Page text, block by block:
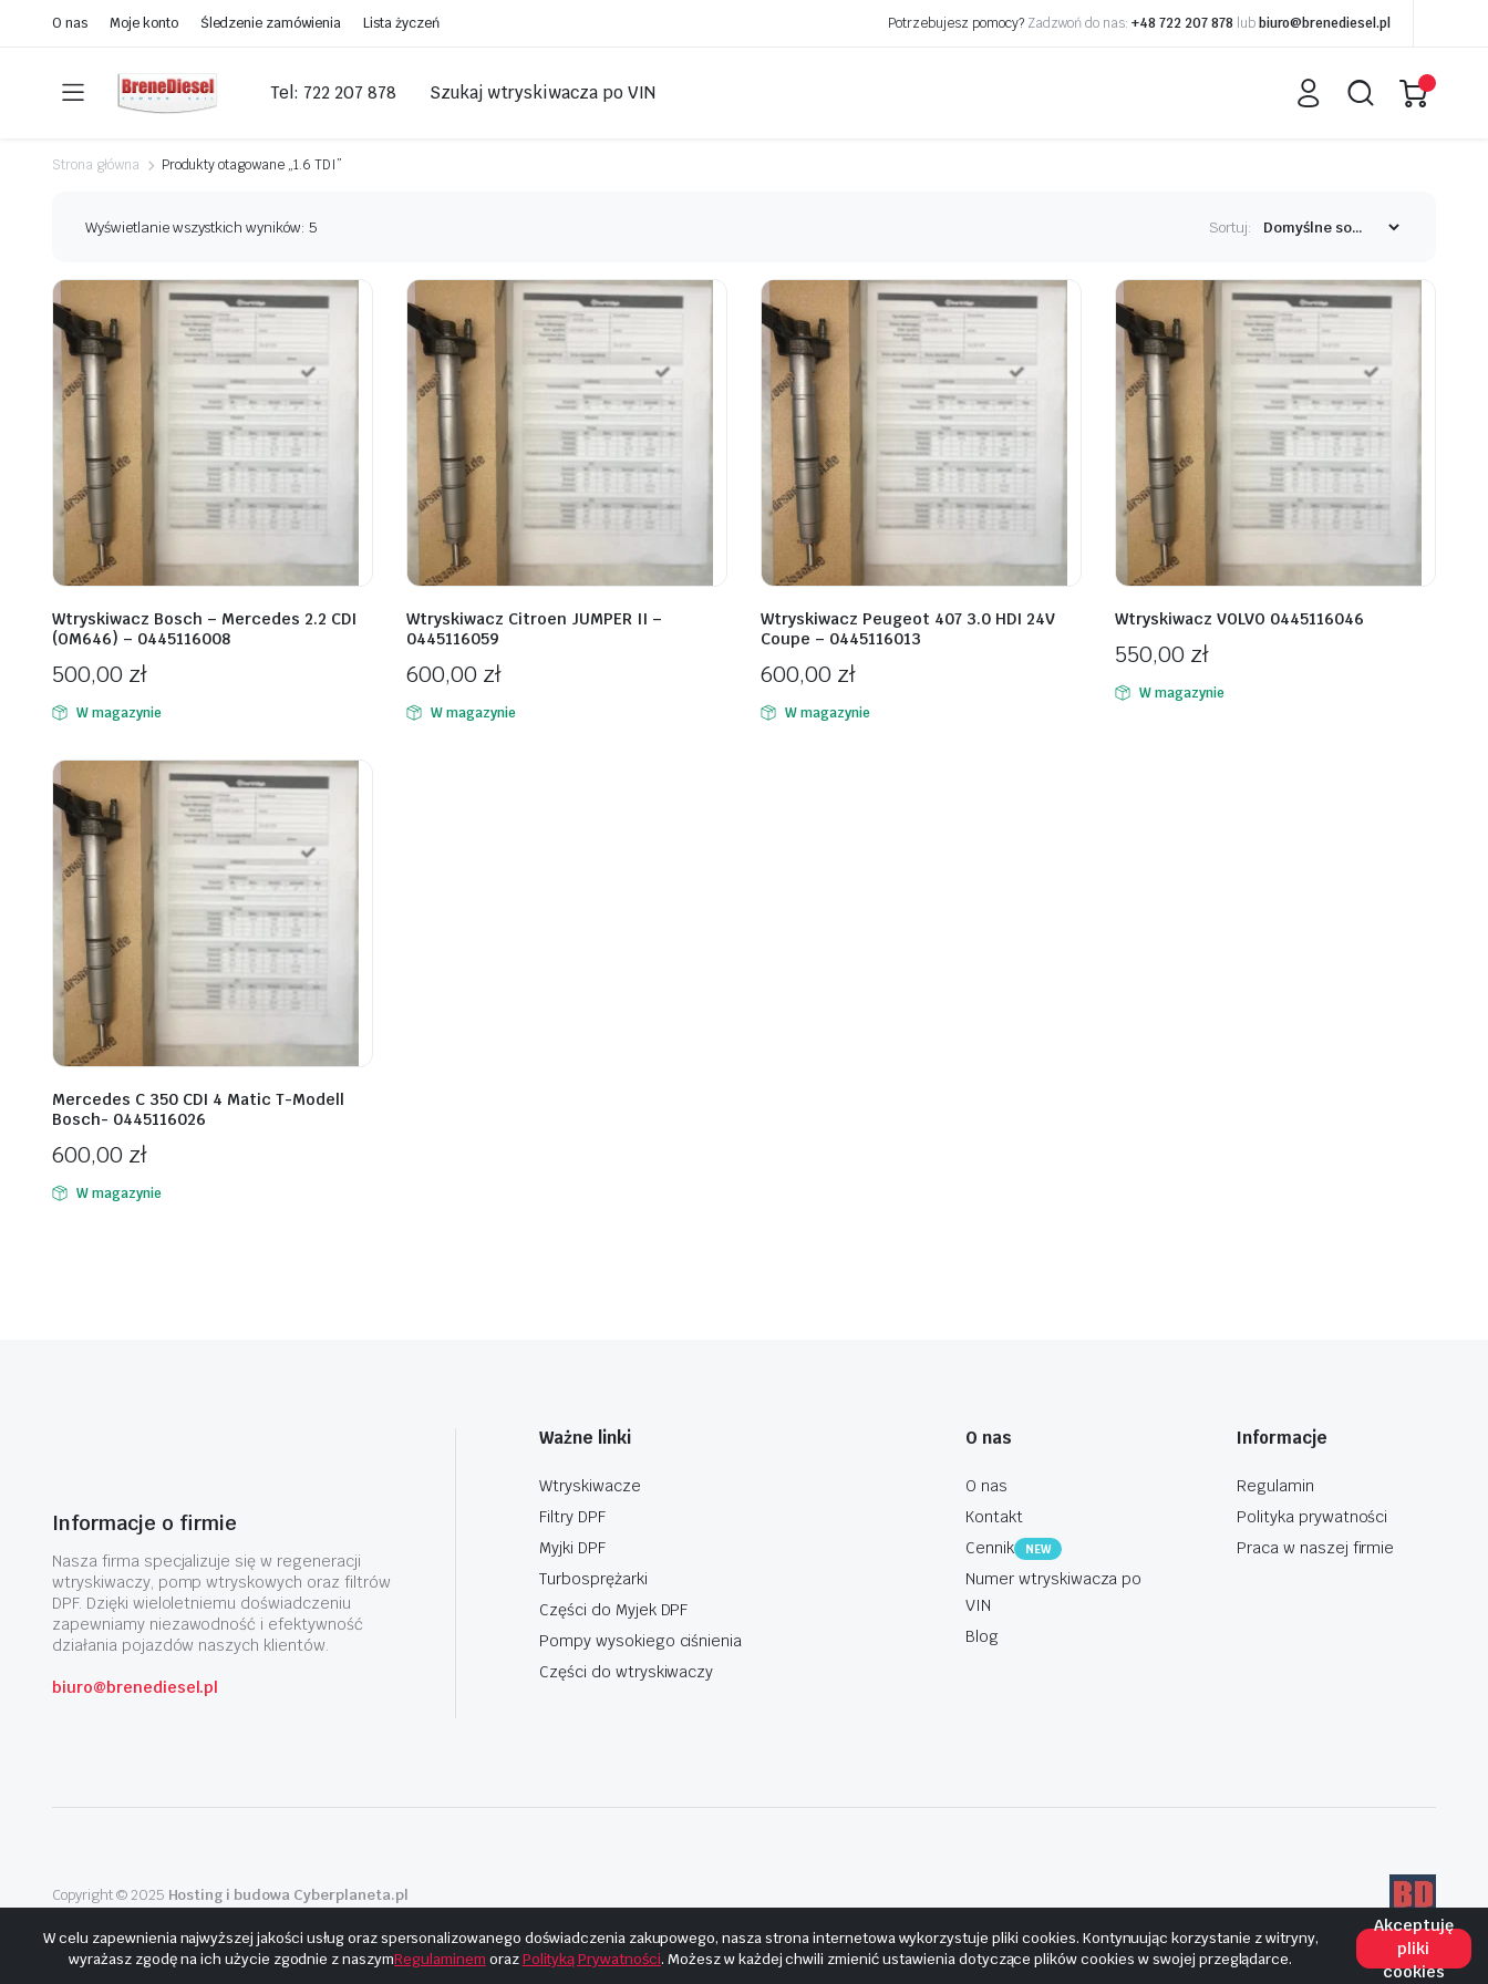
O nas Moje konto Śledzenie zamówienia Lista życzeń Potrzebujesz pomocy? Zadzwoń do nas: +48 722 207 878 lub biuro@brenediesel.pl
Tel: 722 207 878 Szukaj wtryskiwacza po VIN
Strona główna Produkty otagowane „1.6 TDI”
Wyświetlanie wszystkich wyników: 5 Sortuj:
Wtryskiwacz Bosch – Mercedes 2.2 CDI
(OM646) – 0445116008
500,00 zł
W magazynie
Wtryskiwacz Citroen JUMPER II –
0445116059
600,00 zł
W magazynie
Wtryskiwacz Peugeot 407 3.0 HDI 24V
Coupe – 0445116013
600,00 zł
W magazynie
Wtryskiwacz VOLVO 0445116046
550,00 zł
W magazynie
Mercedes C 350 CDI 4 Matic T-Modell
Bosch- 0445116026
600,00 zł
W magazynie
Informacje o firmie
Nasza firma specjalizuje się w regeneracji
wtryskiwaczy, pomp wtryskowych oraz filtrów
DPF. Dzięki wieloletniemu doświadczeniu
zapewniamy niezawodność i efektywność
działania pojazdów naszych klientów.
biuro@brenediesel.pl
Ważne linki
Wtryskiwacze
Filtry DPF
Myjki DPF
Turbosprężarki
Części do Myjek DPF
Pompy wysokiego ciśnienia
Części do wtryskiwaczy
O nas
O nas
Kontakt
Cennik
NEW
Numer wtryskiwacza po
VIN
Blog
Informacje
Regulamin
Polityka prywatności
Praca w naszej firmie
Copyright © 2025 Hosting i budowa Cyberplaneta.pl
W celu zapewnienia najwyższej jakości usług oraz spersonalizowanego doświadczenia zakupowego, nasza strona internetowa wykorzystuje pliki cookies. Kontynuując korzystanie z witryny,
wyrażasz zgodę na ich użycie zgodnie z naszymRegulaminem orazPolityką Prywatności. Możesz w każdej chwili zmienić ustawienia dotyczące plików cookies w swojej przeglądarce.
Akceptuję
pliki
cookies